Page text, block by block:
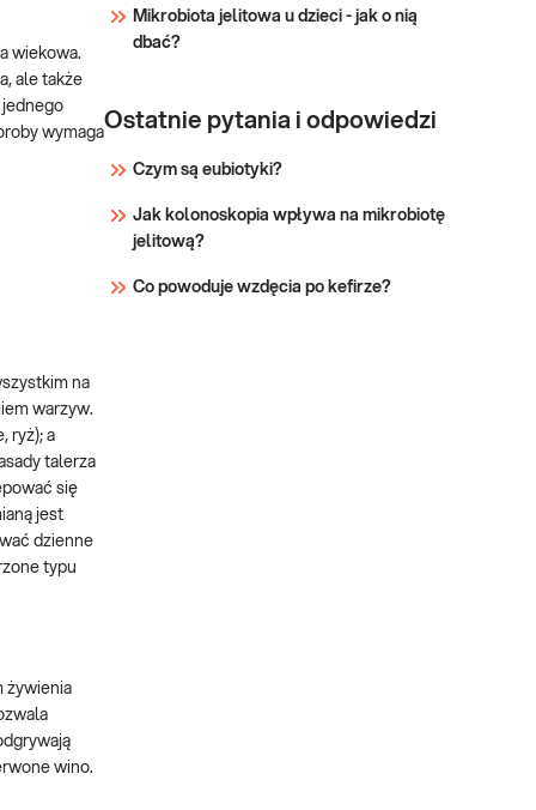
wiekowa.
ale także
wymaga
na
warzyw.
ryż); a
talerza
się
jest
dzienne
typu
żywienia
wino.
sercowego. Wskazany: →
Mikrobiota jelitowa u dzieci - jak o nią
dbać?
Ostatnie pytania i odpowiedzi
Czym są eubiotyki?
Jak kolonoskopia wpływa na mikrobiotę
jelitową?
Co powoduje wzdęcia po kefirze?